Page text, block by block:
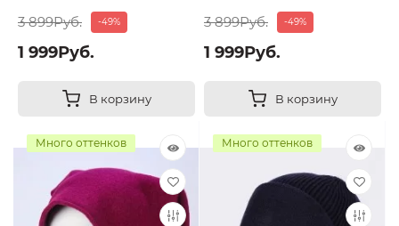
3 899Руб. -49%
1 999Руб.
В корзину
3 899Руб. -49%
1 999Руб.
В корзину
Много оттенков Много оттенков